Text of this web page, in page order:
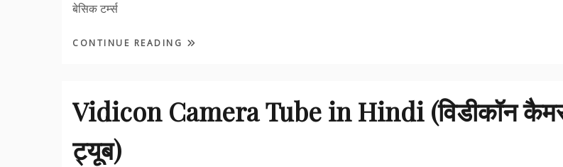
बेसिक टर्म्स
CONTINUE READING
Vidicon Camera Tube in Hindi (विडीकॉन
ट्यूब)